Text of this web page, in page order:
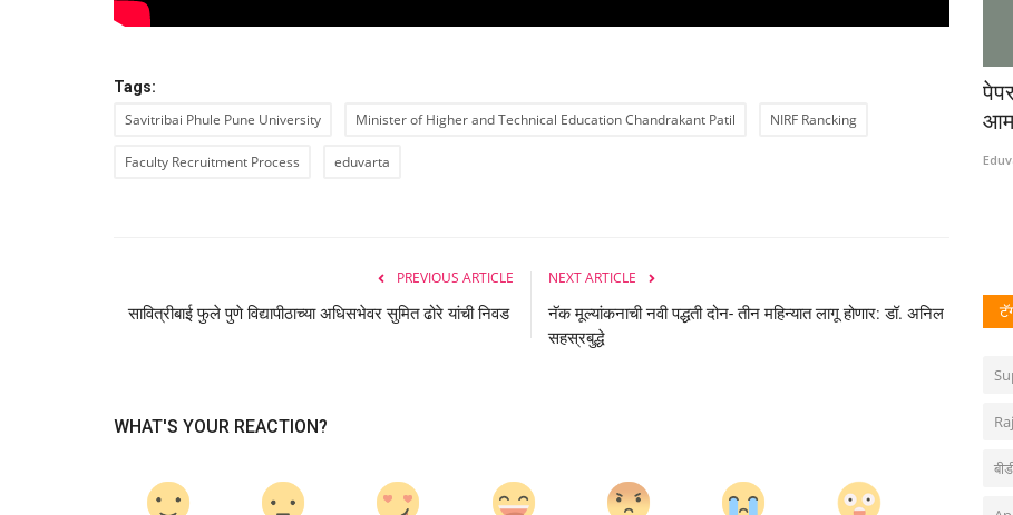
Tags:
Savitribai Phule Pune University Minister of Higher and Technical Education Chandrakant Patil NIRF Rancking
Faculty Recruitment Process eduvarta
PREVIOUS ARTICLE
सावित्रीबाई फुले पुणे विद्यापीठाच्या अधिसभेवर सुमित ढोरे यांची निवड
NEXT ARTICLE
नॅक मूल्यांकनाची नवी पद्धती दोन- तीन महिन्यात लागू होणार: डॉ. अनिल
सहस्रबुद्धे
WHAT'S YOUR REACTION?
प्रशिक्षण
Eduvarta Nov 3, 2025 0